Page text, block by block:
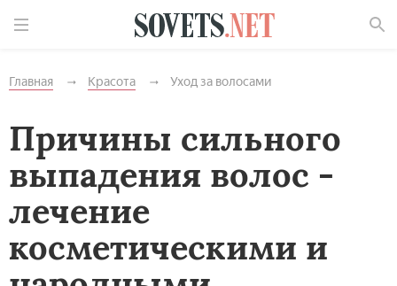
Главная Красота Уход за волосами
Причины сильного
выпадения волос -
лечение
косметическими и